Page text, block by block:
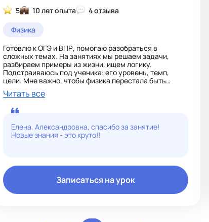
5 10 лет опыта
4 отзыва
Физика
Готовлю к ОГЭ и ВПР, помогаю разобраться в
сложных темах. На занятиях мы решаем задачи,
разбираем примеры из жизни, ищем логику.
Подстраиваюсь под ученика: его уровень, темп,
цели. Мне важно, чтобы физика перестала быть
страшной и стала понятной и интересной.
Читать все
Елена, Александровна, спасибо за занятие!
Новые знания - это круто!!
Записаться на урок